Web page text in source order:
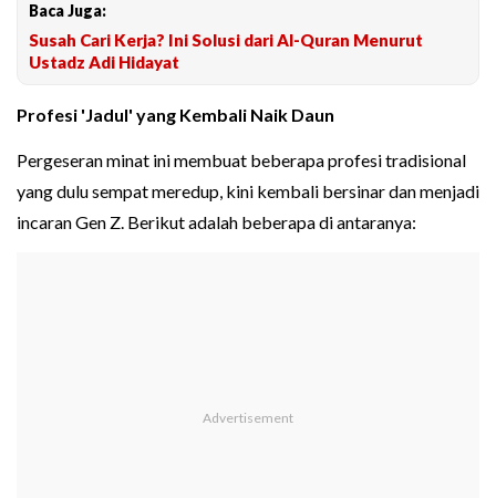
Baca Juga:
Susah Cari Kerja? Ini Solusi dari Al-Quran Menurut
Ustadz Adi Hidayat
Profesi 'Jadul' yang Kembali Naik Daun
Pergeseran minat ini membuat beberapa profesi tradisional
yang dulu sempat meredup, kini kembali bersinar dan menjadi
incaran Gen Z. Berikut adalah beberapa di antaranya: